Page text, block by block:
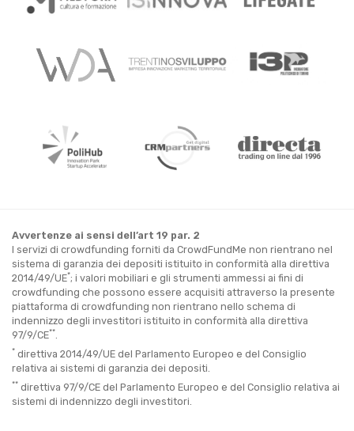
Avvertenze ai sensi dell’art 19 par. 2
I servizi di crowdfunding forniti da CrowdFundMe non rientrano nel
sistema di garanzia dei depositi istituito in conformità alla direttiva
2014/49/UE*; i valori mobiliari e gli strumenti ammessi ai fini di
crowdfunding che possono essere acquisiti attraverso la presente
piattaforma di crowdfunding non rientrano nello schema di
indennizzo degli investitori istituito in conformità alla direttiva
97/9/CE**
* direttiva 2014/49/UE del Parlamento Europeo e del Consiglio
relativa ai sistemi di garanzia dei depositi.
** direttiva 97/9/CE del Parlamento Europeo e del Consiglio relativa ai
sistemi di indennizzo degli investitori.